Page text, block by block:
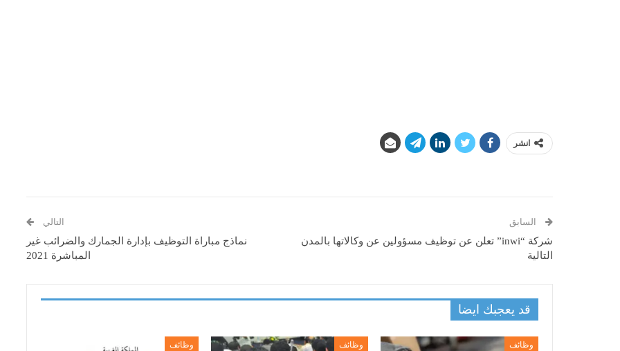
انشر
السابق
شركة “inwi” تعلن عن توظيف مسؤولين عن وكالاتها بالمدن
التالية
التالي
نماذج مباراة التوظيف بإدارة الجمارك والضرائب غير
المباشرة 2021
قد يعجبك ايضا
وظائف وظائف وظائف